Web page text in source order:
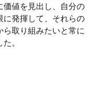
価値を見出し、自分の
に発揮して、それらの
ら取り組みたいと常に
。